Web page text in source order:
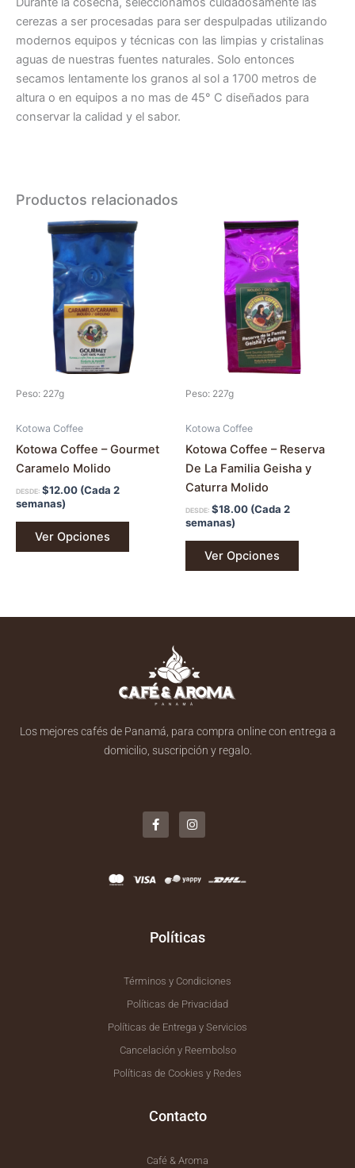
cerezas a ser procesadas para ser despulpadas utilizando
modernos equipos y técnicas con las limpias y cristalinas
aguas de nuestras fuentes naturales. Solo entonces
secamos lentamente los granos al sol a 1700 metros de
altura o en equipos a no mas de 45° C diseñados para
conservar la calidad y el sabor.
Productos relacionados
Peso: 227g
Kotowa Coffee
Kotowa Coffee – Gourmet
Caramelo Molido
DESDE: $12.00 (Cada 2
semanas)
Ver Opciones
Este
producto
tiene
variantes.
Las
se
página
Peso: 227g
Kotowa Coffee
Kotowa Coffee – Reserva
De La Familia Geisha y
Caturra Molido
DESDE: $18.00 (Cada 2
semanas)
Ver Opciones
Este
tiene
múltiples
variantes.
Las
opciones
se
página
de
Los mejores cafés de Panamá, para compra online con entrega a
domicilio, suscripción y regalo.
a
c
e
o
k
n
s
t
a
Políticas
Términos y Condiciones
Políticas de Privacidad
Políticas de Entrega y Servicios
Cancelación y Reembolso
Políticas de Cookies y Redes
Contacto
Café & Aroma